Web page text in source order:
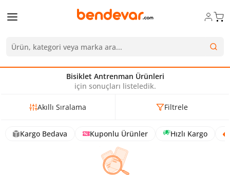
Bisiklet Antrenman Ürünleri
için sonuçları listeledik.
Akıllı Sıralama Filtrele
Kargo Bedava Kuponlu Ürünler Hızlı Kargo